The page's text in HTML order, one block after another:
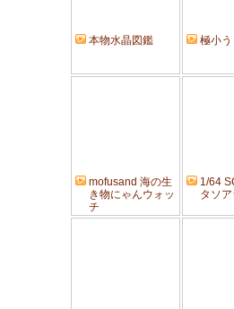
本物水晶図鑑 極小
mofusand 海の生
き物にゃんウォッ
チ
1/64
タソ